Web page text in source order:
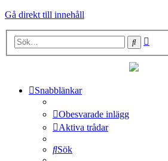
Gå direkt till innehåll
Sök
Snabblänkar
Obesvarade inlägg
Aktiva trådar
Sök